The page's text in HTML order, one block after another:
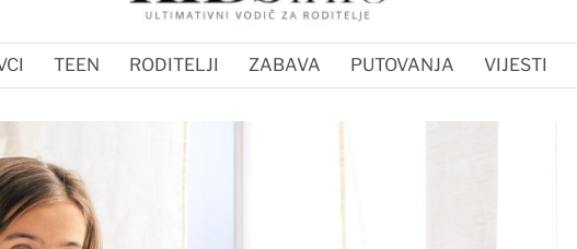
TEEN RODITELJI ZABAVA PUTOVANJA VIJESTI